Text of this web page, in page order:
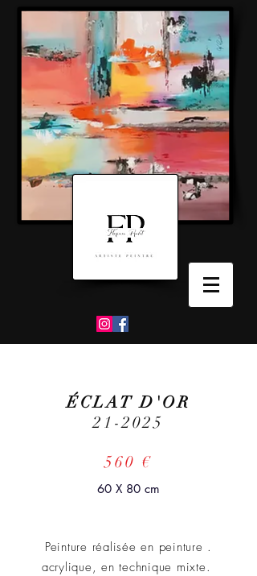
ÉCLAT D'OR
21-2025
560 €
60 X 80 cm
Peinture réalisée en peinture .
acrylique, en technique mixte.